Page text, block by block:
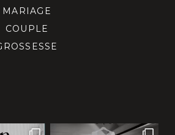
MARIAGE
COUPLE